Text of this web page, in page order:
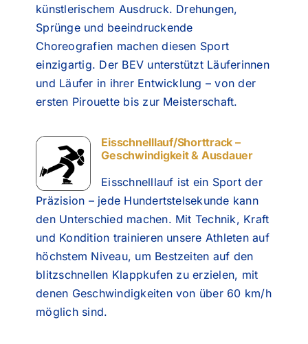
künstlerischem Ausdruck. Drehungen,
Sprünge und beeindruckende
Choreografien machen diesen Sport
einzigartig. Der BEV unterstützt Läuferinnen
und Läufer in ihrer Entwicklung – von der
ersten Pirouette bis zur Meisterschaft.
Eisschnelllauf/Shorttrack –
Geschwindigkeit & Ausdauer
Eisschnelllauf ist ein Sport der
Präzision – jede Hundertstelsekunde kann
den Unterschied machen. Mit Technik, Kraft
und Kondition trainieren unsere Athleten auf
höchstem Niveau, um Bestzeiten auf den
blitzschnellen Klappkufen zu erzielen, mit
denen Geschwindigkeiten von über 60 km/h
möglich sind.